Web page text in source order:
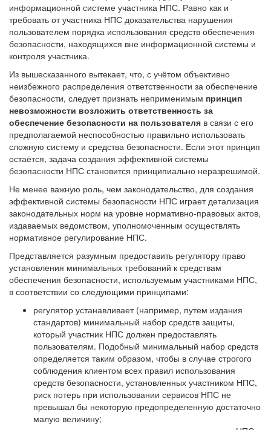
информационной системе участника НПС. Равно как и
требовать от участника НПС доказательства нарушения
пользователем порядка использования средств обеспечения
безопасности, находящихся вне информационной системы и
контроля участника.
Из вышесказанного вытекает, что, с учётом объективно
неизбежного распределения ответственности за обеспечение
безопасности, следует признать неприменимым принцип
невозможности возложить ответственность за
обеспечение безопасности на пользователя в связи с его
предполагаемой неспособностью правильно использовать
сложную систему и средства безопасности. Если этот принцип
остаётся, задача создания эффективной системы
безопасности НПС становится принципиально неразрешимой.
Не менее важную роль, чем законодательство, для создания
эффективной системы безопасности НПС играет детализация
законодательных норм на уровне нормативно-правовых актов,
издаваемых ведомством, уполномоченным осуществлять
нормативное регулирование НПС.
Представляется разумным предоставить регулятору право
установления минимальных требований к средствам
обеспечения безопасности, используемым участниками НПС,
в соответствии со следующими принципами:
регулятор устанавливает (например, путем издания
стандартов) минимальный набор средств защиты,
который участник НПС должен предоставлять
пользователям. Подобный минимальный набор средств
определяется таким образом, чтобы в случае строгого
соблюдения клиентом всех правил использования
средств безопасности, установленных участником НПС,
риск потерь при использовании сервисов НПС не
превышал бы некоторую предопределенную достаточно
малую величину;